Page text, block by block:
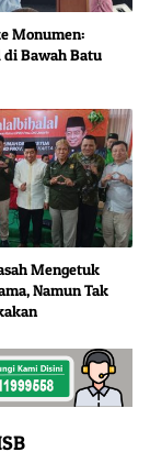
Monumen:
di Bawah Batu
Mengetuk
Namun Tak